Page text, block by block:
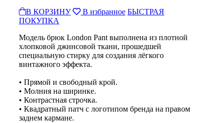
В КОРЗИНУ
В избранное БЫСТРАЯ
ПОКУПКА
Модель брюк London Pant выполнена из плотной
хлопковой джинсовой ткани, прошедшей
специальную стирку для создания лёгкого
винтажного эффекта.
• Прямой и свободный крой.
• Молния на ширинке.
• Контрастная строчка.
• Квадратный патч с логотипом бренда на правом
заднем кармане.